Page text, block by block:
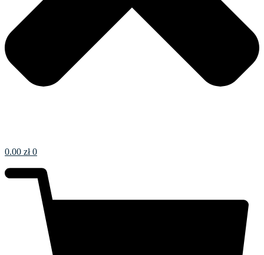
0.00 zł 0